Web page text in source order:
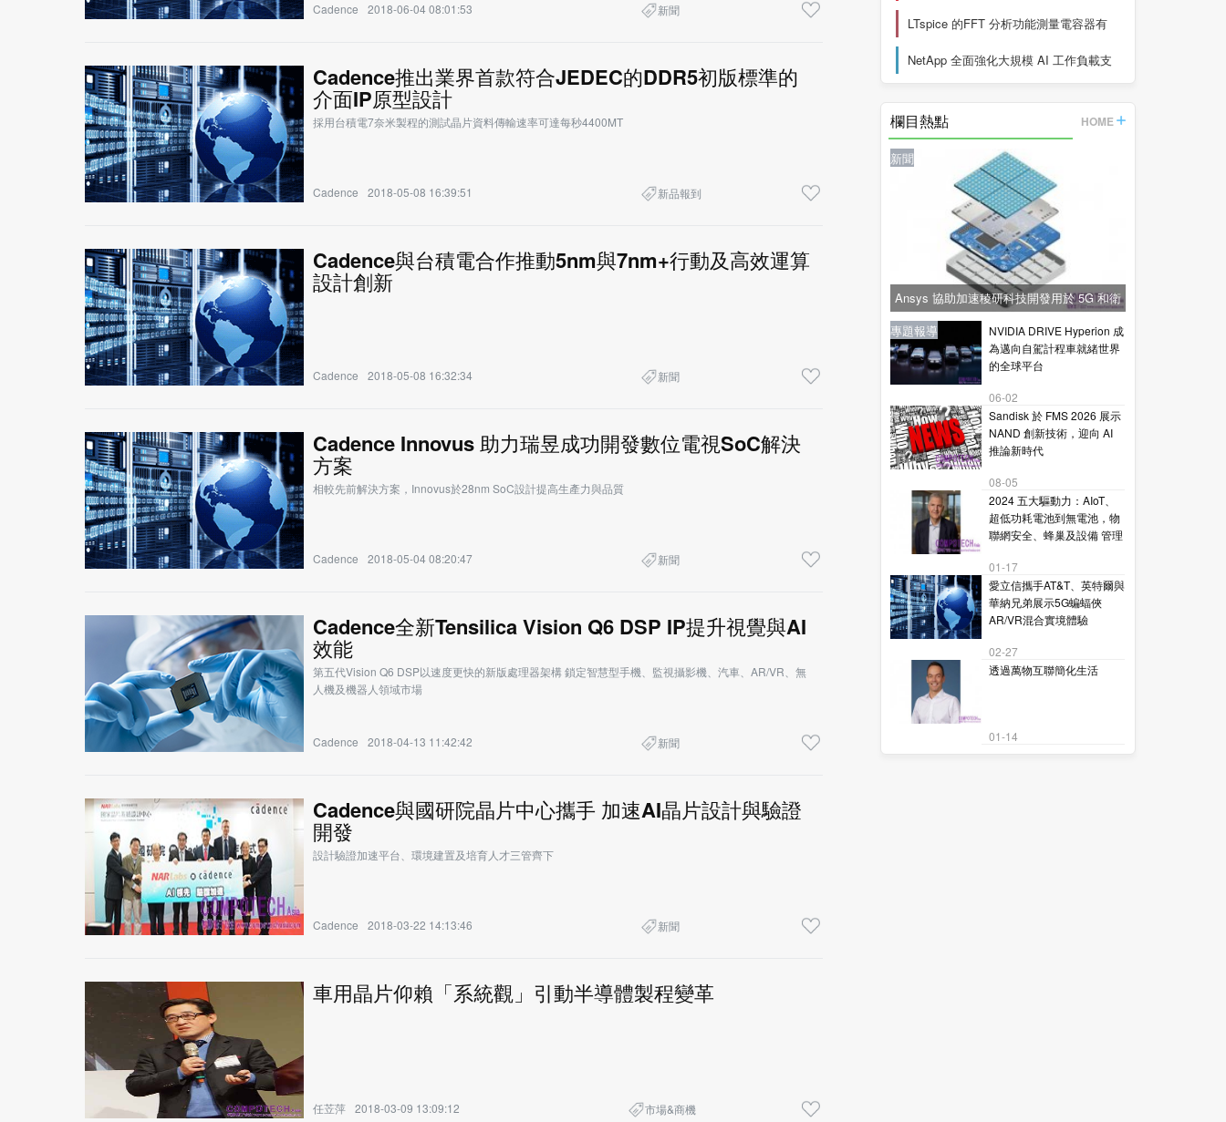
Cadence 2018-06-04 08:01:53 新聞
Cadence推出業界首款符合JEDEC的DDR5初版標準的
介面IP原型設計
採用台積電7奈米製程的測試晶片資料傳輸速率可達每秒4400MT
Cadence 2018-05-08 16:39:51 新品報到
Cadence與台積電合作推動5nm與7nm+行動及高效運算
設計創新
Cadence 2018-05-08 16:32:34 新聞
Cadence Innovus 助力瑞昱成功開發數位電視SoC解決
方案
相較先前解決方案，Innovus於28nm SoC設計提高生產力與品質
Cadence 2018-05-04 08:20:47 新聞
Cadence全新Tensilica Vision Q6 DSP IP提升視覺與AI
效能
第五代Vision Q6 DSP以速度更快的新版處理器架構 鎖定智慧型手機、監視攝影機、汽車、AR/VR、無
人機及機器人領域市場
Cadence 2018-04-13 11:42:42 新聞
Cadence與國研院晶片中心攜手 加速AI晶片設計與驗證
開發
設計驗證加速平台、環境建置及培育人才三管齊下
Cadence 2018-03-22 14:13:46 新聞
車用晶片仰賴「系統觀」引動半導體製程變革
任苙萍 2018-03-09 13:09:12 市場&商機
LTspice 的FFT 分析功能測量電容器有
NetApp 全面強化大規模 AI 工作負載支
欄目熱點 HOME
新聞
Ansys 協助加速稜研科技開發用於 5G 和衛
星通訊的下一代毫米波技術
新聞
NVIDIA DRIVE Hyperion 成
為邁向自駕計程車就緒世界
的全球平台
06-02
新聞
Sandisk 於 FMS 2026 展示
NAND 創新技術，迎向 AI
推論新時代
08-05
專題報導
2024 五大驅動力：AIoT、
超低功耗電池到無電池，物
聯網安全、蜂巢及設備 管理
01-17
新聞
愛立信攜手AT&T、英特爾與
華納兄弟展示5G蝙蝠俠
AR/VR混合實境體驗
02-27
專題報導
透過萬物互聯簡化生活
01-14